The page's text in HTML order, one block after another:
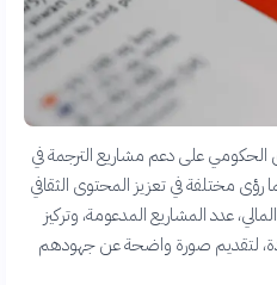
على دعم مشاريع الترجمة في
مختلفة في تعزيز المحتوى الثقافي
عدد المشاريع المدعومة، وتركيز
لتقديم صورة واضحة عن جهودهم